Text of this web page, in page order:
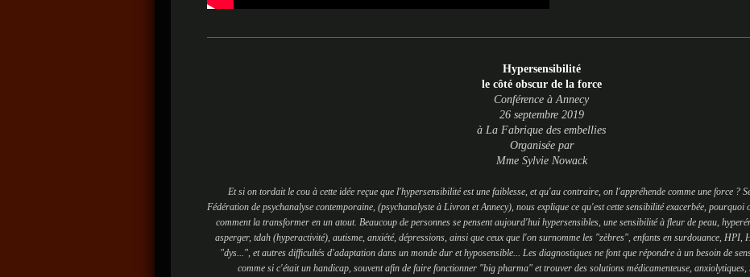
Hypersensibilité
le côté obscur de la force
Conférence à Annecy
26 septembre 2019
à La Fabrique des embellies
Organisée par
Mme Sylvie Nowack
Et si on tordait le cou à cette idée reçue que l'hypersensibilité est une faiblesse, et qu'au contraire, on l'appréhende comme une force ?
Fédération de psychanalyse contemporaine, (psychanalyste à Livron et Annecy), nous explique ce qu'est cette sensibilité exacerbée,
comment la transformer en un atout. Beaucoup de personnes se pensent aujourd'hui hypersensibles, une sensibilité à fleur de peau,
asperger, tdah (hyperactivité), autisme, anxiété, dépressions, ainsi que ceux que l'on surnomme les "zèbres", enfants en surdouance, HPI,
"dys...", et autres difficultés d'adaptation dans un monde dur et hyposensible... Les diagnostiques ne font que répondre à un besoin de
comme si c'était un handicap, souvent afin de faire fonctionner "big pharma" et trouver des solutions médicamenteuse,